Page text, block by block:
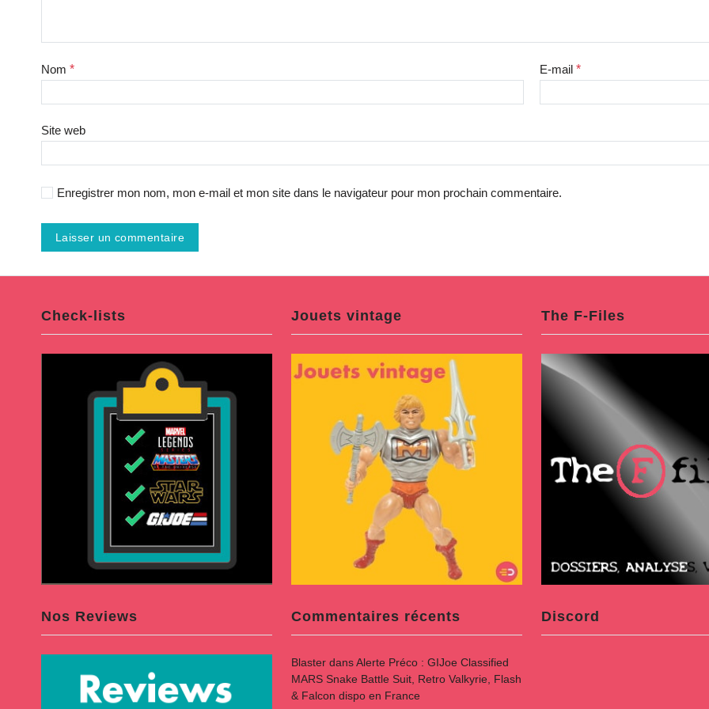
Nom * E-mail *
Site web
Enregistrer mon nom, mon e-mail et mon site dans le navigateur pour mon prochain commentaire.
Check-lists
Nos Reviews
Jouets vintage
Commentaires récents
Blaster dansAlerte Préco : GIJoe Classified
MARS Snake Battle Suit, Retro Valkyrie, Flash
& Falcon dispo en France
The F-Files
Discord